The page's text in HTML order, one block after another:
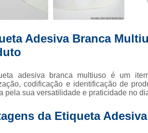
Fita
Adesiva Branca
adesiva branca multiuso é um
codificação e identificação de
pela sua versatilidade e praticidade no
da Etiqueta